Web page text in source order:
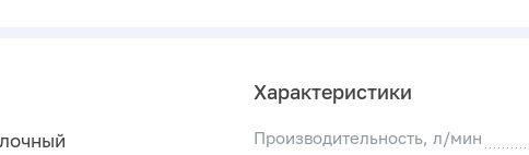
Характеристики
Производительность, л/мин